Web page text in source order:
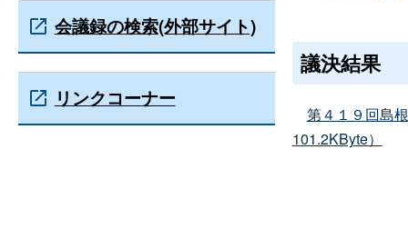
議決結果
第４１９回島
101.2KByte）
会議録の検索(外部サイト)
リンクコーナー